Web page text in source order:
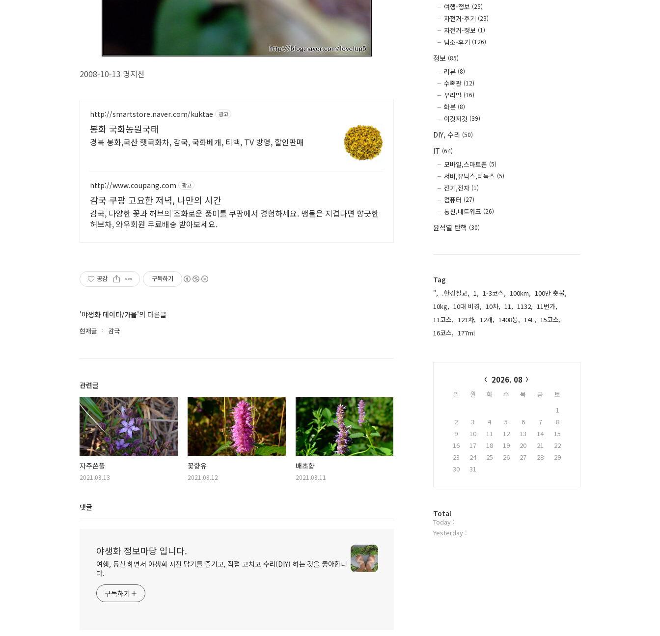
2008-10-13 명지산
http://smartstore.naver.com/kuktae 광고
봉화 국화농원국태
경북 봉화,국산 햇국화차, 감국, 국화베개, 티백, TV 방영, 할인판매
http://www.coupang.com 광고
감국 쿠팡 고요한 저녁, 나만의 시간
감국, 다양한 꽃과 허브의 조화로운 풍미를 쿠팡에서 경험하세요. 맹물은 지겹다면 향긋한
허브차, 와우회원 무료배송 받아보세요.
공감 구독하기
'야생화 데이타/가을'의 다른글
현재글 감국
관련글
자주쓴풀
2021.09.13
꽃향유
2021.09.12
배초향
2021.09.11
댓글
야생화 정보마당 입니다.
여행, 등산 하면서 야생화 사진 담기를 즐기고, 직접 고치고 수리(DIY) 하는 것을 좋아합니
다.
구독하기
여행-정보 (25)
자전거-후기 (23)
자전거-정보 (1)
탐조-후기 (126)
정보 (85)
리뷰 (8)
수족관 (12)
우리말 (16)
화분 (8)
이것저것 (39)
DIY, 수리 (50)
IT (64)
모바일,스마트폰 (5)
서버,유닉스,리눅스 (5)
전기,전자 (1)
컴퓨터 (27)
통신,네트워크 (26)
윤석열 탄핵 (30)
Tag
", .한강철교, 1, 1-3코스, 100km, 100만 촛불,
10kg, 10대 비경, 10차, 11, 1132, 11번가,
11코스, 121차, 12개, 1408봉, 14L, 15코스,
16코스, 177ml,
2026. 08
일 월 화 수 목 금
토
1
2
3 4 5 6 7
8
9
10 11 12 13 14
15
16
17 18 19 20 21
22
23
24 25 26 27 28
29
30
31
방
문
자
Total
Today :
Yesterday :